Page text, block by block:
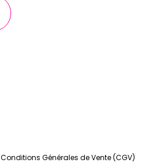
Conditions Générales de Vente (CGV)